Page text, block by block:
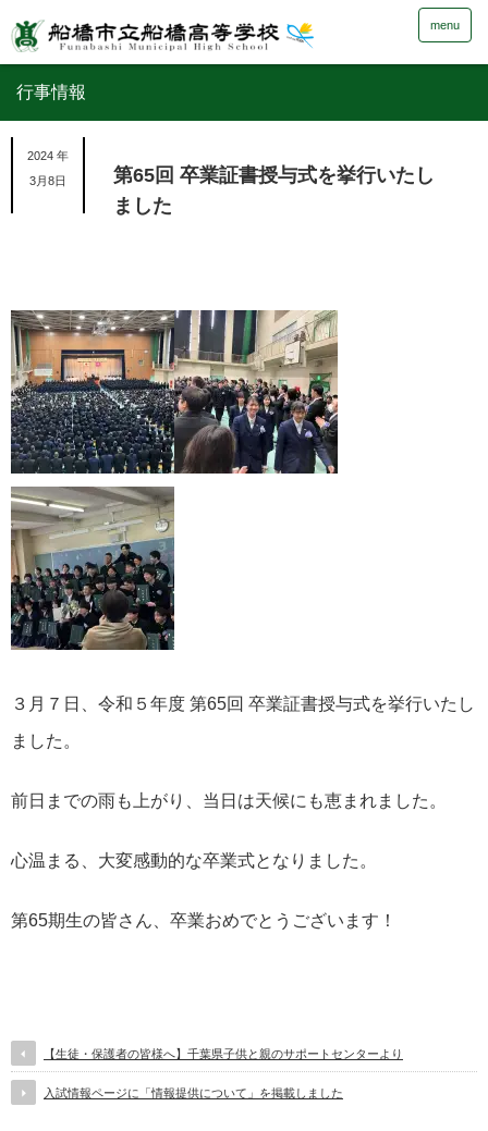
menu
行事情報
2024 年
3月8日
第65回 卒業証書授与式を挙行いたし
ました
３月７日、令和５年度 第65回 卒業証書授与式を挙行いたし
ました。
前日までの雨も上がり、当日は天候にも恵まれました。
心温まる、大変感動的な卒業式となりました。
第65期生の皆さん、卒業おめでとうございます！
【生徒・保護者の皆様へ】千葉県子供と親のサポートセンターより
入試情報ページに「情報提供について」を掲載しました